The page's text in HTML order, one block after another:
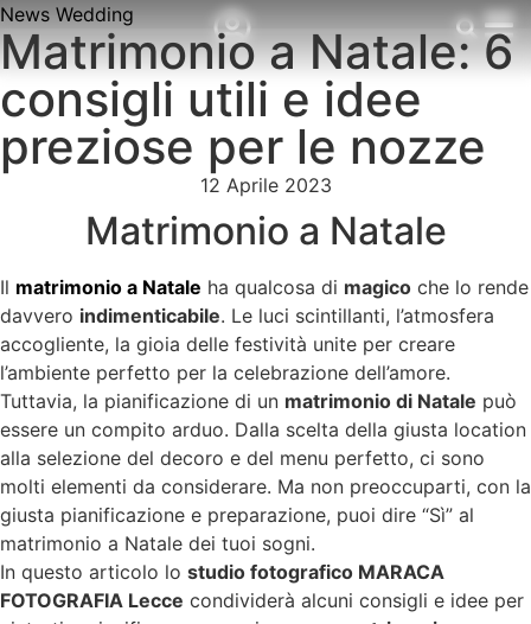
News Wedding
Matrimonio a Natale: 6
consigli utili e idee
preziose per le nozze
12 Aprile 2023
Matrimonio a Natale
Il matrimonio a Natale ha qualcosa di magico che lo rende
davvero indimenticabile. Le luci scintillanti, l’atmosfera
accogliente, la gioia delle festività unite per creare
l’ambiente perfetto per la celebrazione dell’amore.
Tuttavia, la pianificazione di un matrimonio di Natale può
essere un compito arduo. Dalla scelta della giusta location
alla selezione del decoro e del menu perfetto, ci sono
molti elementi da considerare. Ma non preoccuparti, con la
giusta pianificazione e preparazione, puoi dire “Sì” al
matrimonio a Natale dei tuoi sogni.
In questo articolo lo studio fotografico MARACA
FOTOGRAFIA Lecce condividerà alcuni consigli e idee per